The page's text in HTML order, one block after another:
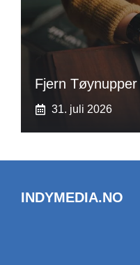
Fjern
31. juli 2026
INDYMEDIA.NO